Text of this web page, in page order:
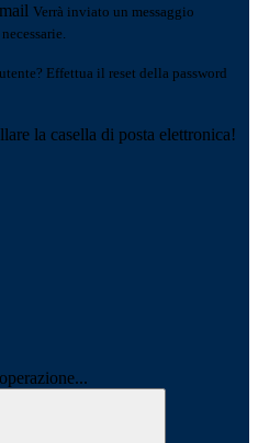
Verrà inviato un messaggio
Effettua il reset della password
la casella di posta elettronica!